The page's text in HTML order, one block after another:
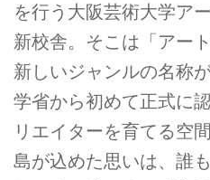
を行う大阪芸術大学ア
新校舎。そこは「アー
新しいジャンルの名称
学省から初めて正式に
リエイターを育てる空
島が込めた思いは、誰